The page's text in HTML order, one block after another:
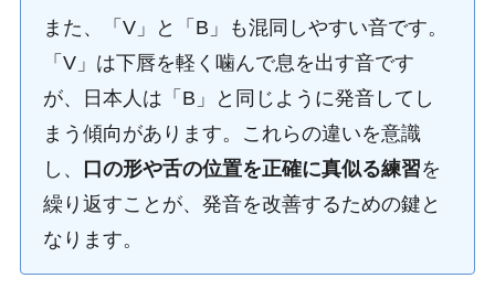
また、「V」と「B」も混同しやすい音です。
「V」は下唇を軽く噛んで息を出す音です
が、日本人は「B」と同じように発音してし
まう傾向があります。これらの違いを意識
し、
口の形や舌の位置を正確に真似る練習を
繰り返すことが、発音を改善するための鍵と
なります。